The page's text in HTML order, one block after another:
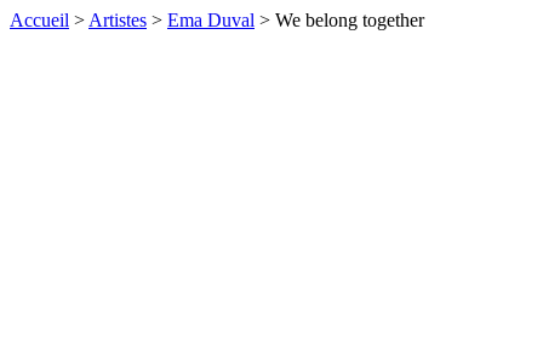
Accueil > Artistes > Ema Duval > We belong together